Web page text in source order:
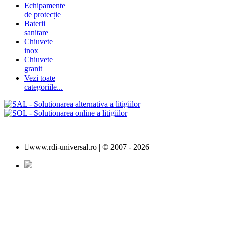
Echipamente
de protecție
Baterii
sanitare
Chiuvete
inox
Chiuvete
granit
Vezi toate
categoriile...
www.rdi-universal.ro | © 2007 - 2026